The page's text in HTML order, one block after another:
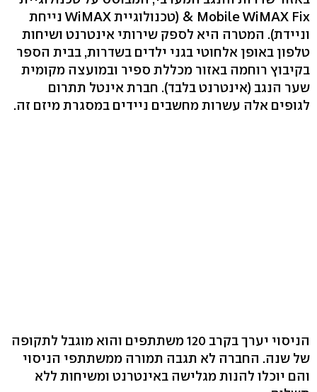
Mobile WiMAX Fix & (טכנולוגיית WiMAX נייחת
וניידת). המטרה היא לספק שירותי אינטרנט ושיחות
טלפון באופן אלחוטי בגני ילדים בשדרות, בבית הספר
בקיבוץ רוחמה באזור מכללת ספיר ובמועצה מקומית
שער הנגב (אינטרנט בלבד). חברת אינטל תתרום
לגופים אלה עשרות מחשבים ניידים במסגרת מיזם זה.
הניסוי יערך בקרב 120 משתתפים והוא מוגבל לתקופה
של שנה. החברה לא תגבה תמורה ממשתתפי הניסוי
והם יוכלו להנות מגלישה באינטרנט ומשיחות ללא